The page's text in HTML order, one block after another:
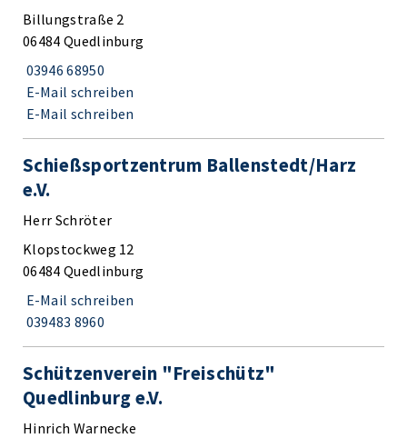
Billungstraße 2
06484 Quedlinburg
03946 68950
E-Mail schreiben
E-Mail schreiben
Schießsportzentrum Ballenstedt/Harz
e.V.
Herr Schröter
Klopstockweg 12
06484 Quedlinburg
E-Mail schreiben
039483 8960
Schützenverein "Freischütz"
Quedlinburg e.V.
Hinrich Warnecke